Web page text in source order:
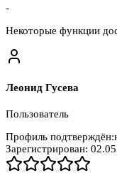
-
Некоторые функции
Леонид Гусева
Пользователь
Профиль подтверждён:
Зарегистрирован: